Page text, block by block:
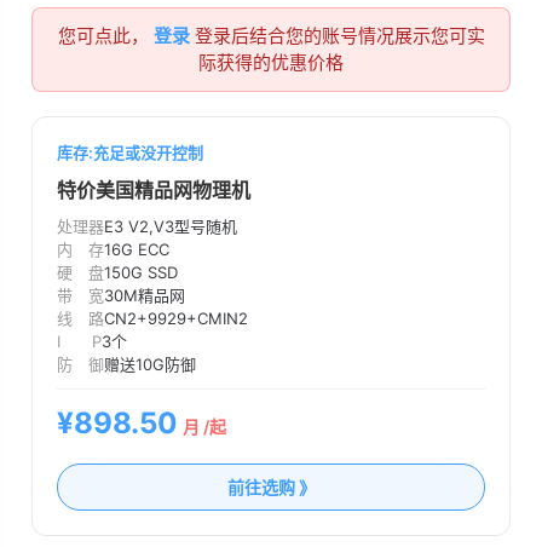
您可点此， 登录 登录后结合您的账号情况展示您可实
际获得的优惠价格
库存:充足或没开控制
特价美国精品网物理机
处理器E3 V2,V3型号随机
内 存16G ECC
硬 盘150G SSD
带 宽30M精品网
线 路CN2+9929+CMIN2
I P3个
防 御赠送10G防御
¥898.50 月 /起
前往选购 》